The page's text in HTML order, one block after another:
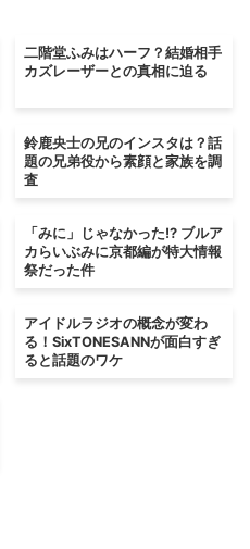
二階堂ふみはハーフ？結婚相手
カズレーザーとの真相に迫る
鈴鹿央士の兄のインスタは？話
題の兄弟役から素顔と家族を調
査
「みに」じゃなかった!? ブルア
カらいぶみに京都編が特大情報
祭だった件
アイドルラジオの概念が変わ
る！SixTONESANNが面白すぎ
ると話題のワケ